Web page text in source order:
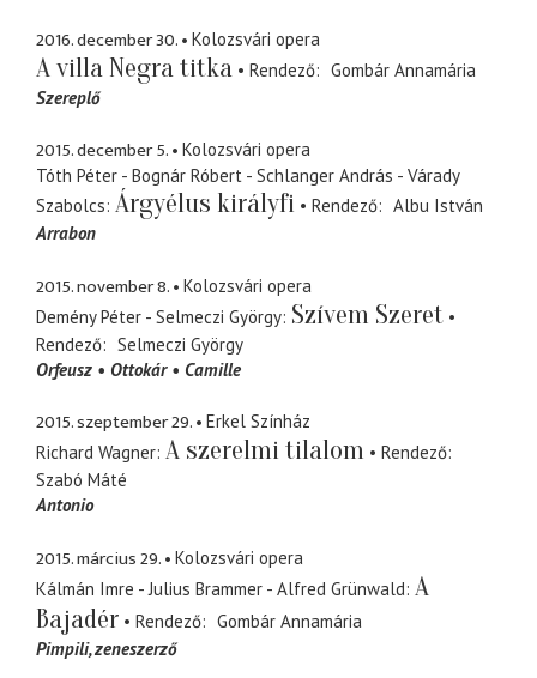
2016. december 30. Kolozsvári opera
A villa Negra titka Rendező
Gombár Annamária
Szereplő
2015. december 5.
Kolozsvári opera
Tóth Péter - Bognár Róbert - Schlanger András - Várady
Szabolcs Árgyélus királyfi Rendező
Albu István
Arrabon
2015. november 8.
Kolozsvári opera
Demény Péter - Selmeczi György Szívem Szeret
Rendező
Selmeczi György
Orfeusz
Ottokár Camille
2015. szeptember 29.
Erkel Színház
Richard Wagner A szerelmi tilalom
Rendező
Szabó Máté
Antonio
2015. március 29.
Kolozsvári opera
Kálmán Imre - Julius Brammer - Alfred Grünwald A
Bajadér
Rendező
Gombár Annamária
Pimpili zeneszerző